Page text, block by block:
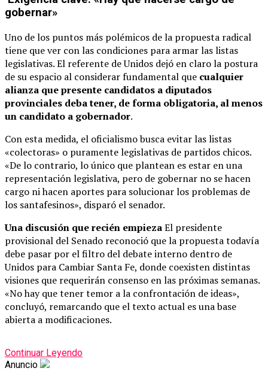
gobernar»
Uno de los puntos más polémicos de la propuesta radical
tiene que ver con las condiciones para armar las listas
legislativas. El referente de Unidos dejó en claro la postura
de su espacio al considerar fundamental que cualquier
alianza que presente candidatos a diputados
provinciales deba tener, de forma obligatoria, al menos
un candidato a gobernador.
Con esta medida, el oficialismo busca evitar las listas
«colectoras» o puramente legislativas de partidos chicos.
«De lo contrario, lo único que plantean es estar en una
representación legislativa, pero de gobernar no se hacen
cargo ni hacen aportes para solucionar los problemas de
los santafesinos», disparó el senador.
Una discusión que recién empiezaEl presidente
provisional del Senado reconoció que la propuesta todavía
debe pasar por el filtro del debate interno dentro de
Unidos para Cambiar Santa Fe, donde coexisten distintas
visiones que requerirán consenso en las próximas semanas.
«No hay que tener temor a la confrontación de ideas»,
concluyó, remarcando que el texto actual es una base
abierta a modificaciones.
Continuar Leyendo
Anuncio